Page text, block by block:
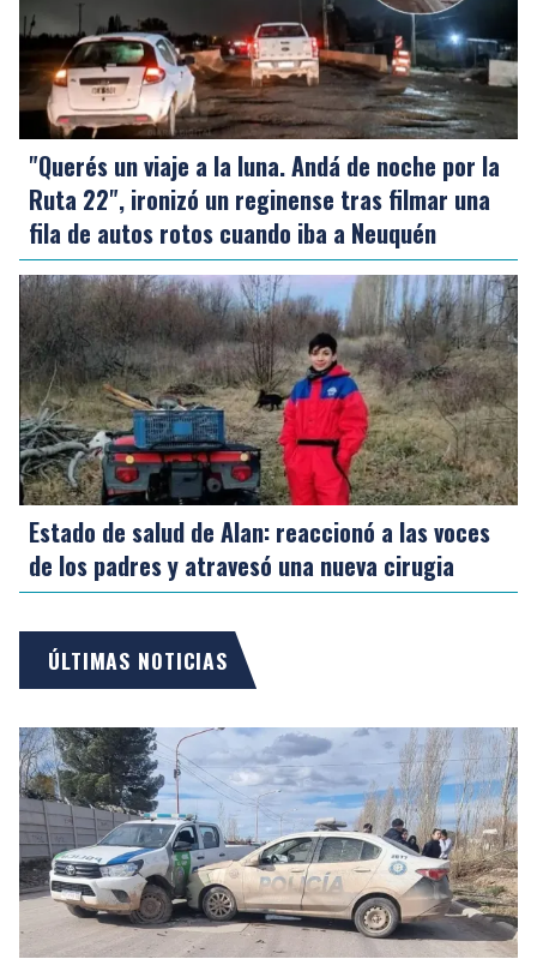
"Querés un viaje a la luna. Andá de noche por la
Ruta 22", ironizó un reginense tras filmar una
fila de autos rotos cuando iba a Neuquén
Estado de salud de Alan: reaccionó a las voces
de los padres y atravesó una nueva cirugia
ÚLTIMAS NOTICIAS